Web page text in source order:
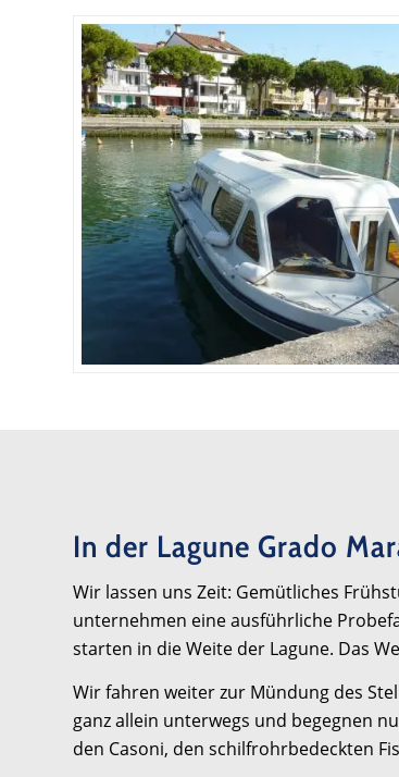
In der Lagune Grado
Wir lassen uns Zeit: Gemütliches
unternehmen eine ausführliche
starten in die Weite der Lagune. Das
Wir fahren weiter zur Mündung des
ganz allein unterwegs und begegnen
den Casoni, den schilfrohrbedeckten